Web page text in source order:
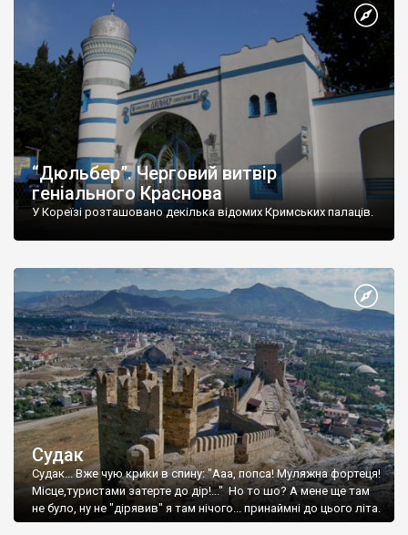
“Дюльбер”. Черговий витвір
геніального Краснова
У Кореїзі розташовано декілька відомих Кримських палаців.
Судак
Судак... Вже чую крики в спину: "Ааа, попса! Муляжна фортеця!
Місце,туристами затерте до дір!..." Но то шо? А мене ще там
не було, ну не "дірявив" я там нічого... принаймні до цього літа.